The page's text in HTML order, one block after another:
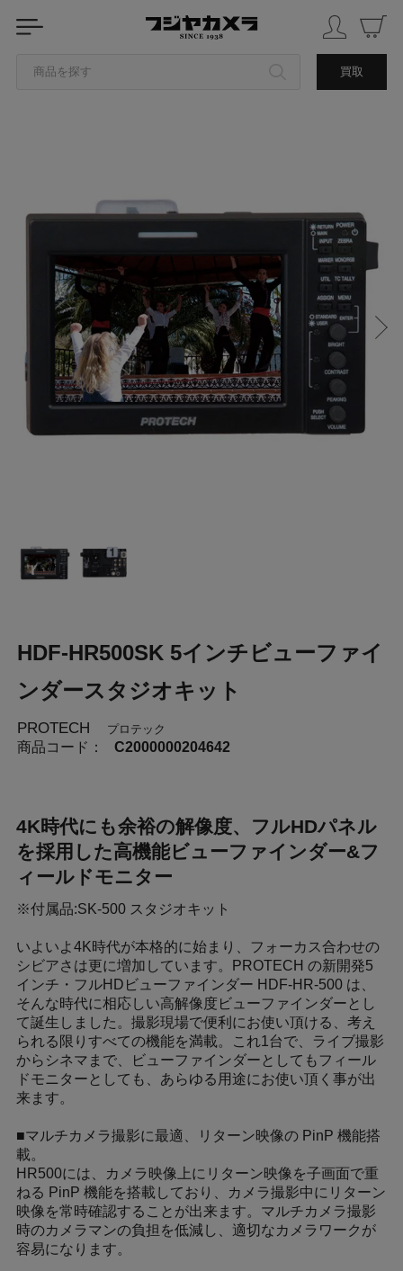
商品を探す 買取
中古品を探す
HDF-HR500SK 5インチビューファイ
ンダースタジオキット
PROTECH プロテック
商品コード： C2000000204642
4K時代にも余裕の解像度、フルHDパネル
を採用した高機能ビューファインダー&フ
ィールドモニター
※付属品:SK-500 スタジオキット
いよいよ4K時代が本格的に始まり、フォーカス合わせの
シビアさは更に増加しています。PROTECH の新開発5
インチ・フルHDビューファインダー HDF-HR-500 は、
そんな時代に相応しい高解像度ビューファインダーとし
て誕生しました。撮影現場で便利にお使い頂ける、考え
られる限りすべての機能を満載。これ1台で、ライブ撮影
からシネマまで、ビューファインダーとしてもフィール
ドモニターとしても、あらゆる用途にお使い頂く事が出
来ます。
■マルチカメラ撮影に最適、リターン映像の PinP 機能搭
載。
HR500には、カメラ映像上にリターン映像を子画面で重
ねる PinP 機能を搭載しており、カメラ撮影中にリターン
映像を常時確認することが出来ます。マルチカメラ撮影
時のカメラマンの負担を低減し、適切なカメラワークが
容易になります。